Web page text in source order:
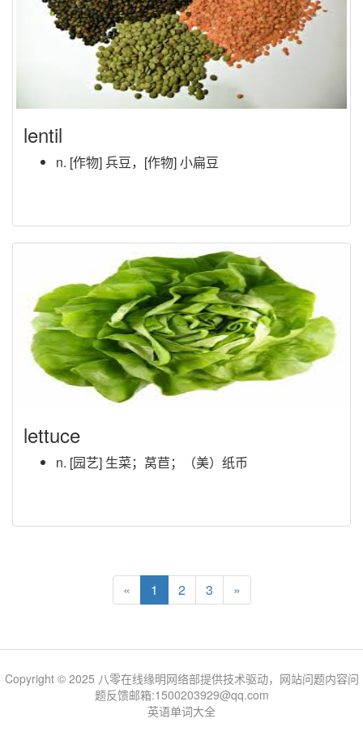
lentil
n. [作物] 兵豆，[作物] 小扁豆
lettuce
n. [园艺] 生菜；莴苣；（美）纸币
« 1 2 3 »
Copyright © 2025 八零在线缘明网络部提供技术驱动，网站问题内容问
题反馈邮箱:1500203929@qq.com
英语单词大全